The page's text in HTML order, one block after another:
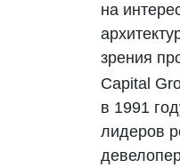
на
зрения
Capital
в 1991
лидеров